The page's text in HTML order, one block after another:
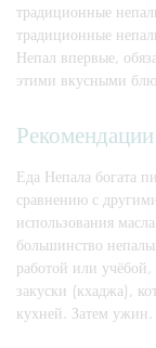
традиционные
традиционные
Непал впервые,
этими вкусными
Еда Непала богата
сравнению с
использования
большинство
работой или
закуски (кхаджа),
кухней. Затем ужин.